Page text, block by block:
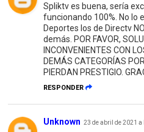
Spliktv es buena, sería
funcionando 100%. No lo
Deportes los de Directv
demás. POR FAVOR,
INCONVENIENTES CON
DEMÁS CATEGORÍAS
PIERDAN PRESTIGIO.
RESPONDER
Unknown 23 de abril de 2021 a